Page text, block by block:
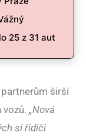
25 z 31 aut
širší
„Nová
si řidiči